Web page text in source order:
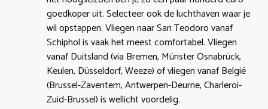
goedkoper uit. Selecteer ook de luchthaven waar je
wil opstappen. Vliegen naar San Teodoro vanaf
Schiphol is vaak het meest comfortabel. Vliegen
vanaf Duitsland (via Bremen, Münster Osnabrück,
Keulen, Düsseldorf, Weeze) of vliegen vanaf België
(Brussel-Zaventem, Antwerpen-Deurne, Charleroi-
Zuid-Brussel) is wellicht voordelig.